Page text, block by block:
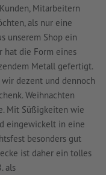
Mitarbeitern
als nur eine
unserem Shop ein
hat die Form eines
Metall gefertigt.
dezent und dennoch
Weihnachten
Mit Süßigkeiten wie
eingewickelt in eine
besonders gut
ist daher ein tolles
als